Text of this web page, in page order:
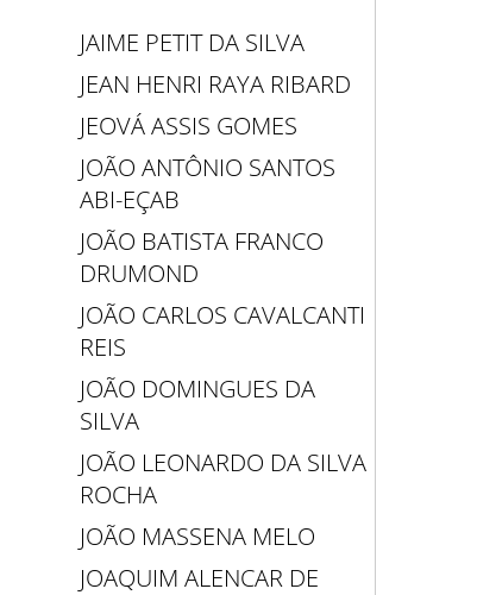
JAIME PETIT DA SILVA
JEAN HENRI RAYA RIBARD
JEOVÁ ASSIS GOMES
JOÃO ANTÔNIO SANTOS
ABI-EÇAB
JOÃO BATISTA FRANCO
DRUMOND
JOÃO CARLOS CAVALCANTI
REIS
JOÃO DOMINGUES DA
SILVA
JOÃO LEONARDO DA SILVA
ROCHA
JOÃO MASSENA MELO
JOAQUIM ALENCAR DE